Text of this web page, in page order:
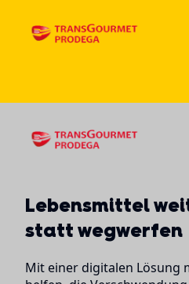
Lebensmittel
statt wegwerfen
Mit einer digitalen Lösung